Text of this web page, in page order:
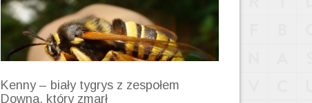
Kenny – biały tygrys z zespołem
Downa, który zmarł